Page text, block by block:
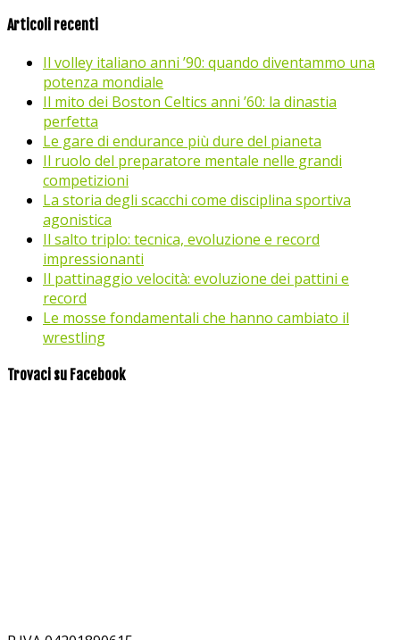
Articoli recenti
Il volley italiano anni ’90: quando diventammo una
potenza mondiale
Il mito dei Boston Celtics anni ’60: la dinastia
perfetta
Le gare di endurance più dure del pianeta
Il ruolo del preparatore mentale nelle grandi
competizioni
La storia degli scacchi come disciplina sportiva
agonistica
Il salto triplo: tecnica, evoluzione e record
impressionanti
Il pattinaggio velocità: evoluzione dei pattini e
record
Le mosse fondamentali che hanno cambiato il
wrestling
Trovaci su Facebook